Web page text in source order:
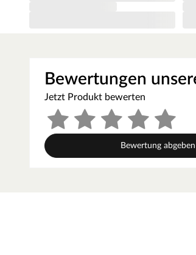
Bewertungen
Jetzt Produkt bewerten
Bewertung abgeben